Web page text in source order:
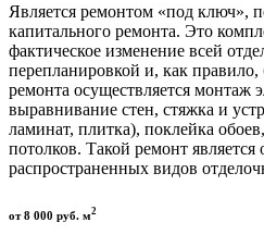
Является ремонтом «под ключ»,
капитального ремонта. Это
фактическое изменение всей
перепланировкой и, как правило,
ремонта осуществляется монтаж
выравнивание стен, стяжка и
ламинат, плитка), поклейка
потолков. Такой ремонт
распространенных видов
от 8 000 руб. м2